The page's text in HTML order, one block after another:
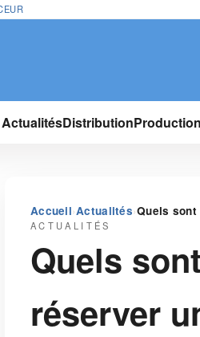
ActualitésDistributionProduction
Accueil›Actualités›Quels
ACTUALITÉS
Quels
réserver